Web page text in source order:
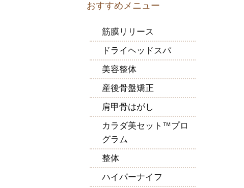
おすすめメニュー
筋膜リリース
ドライヘッドスパ
美容整体
産後骨盤矯正
肩甲骨はがし
カラダ美セット™プロ
グラム
整体
ハイパーナイフ